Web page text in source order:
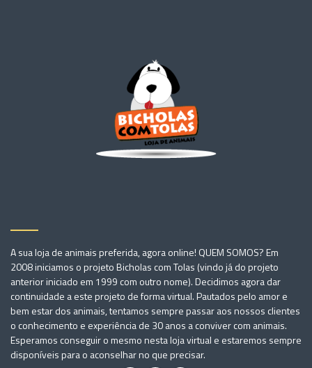
A sua loja de animais preferida, agora online! QUEM SOMOS? Em
2008 iniciamos o projeto Bicholas com Tolas (vindo já do projeto
anterior iniciado em 1999 com outro nome). Decidimos agora dar
continuidade a este projeto de forma virtual. Pautados pelo amor e
bem estar dos animais, tentamos sempre passar aos nossos clientes
o conhecimento e experiência de 30 anos a conviver com animais.
Esperamos conseguir o mesmo nesta loja virtual e estaremos sempre
disponíveis para o aconselhar no que precisar.